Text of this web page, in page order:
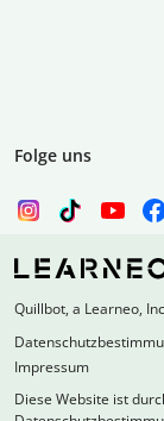
Folge uns
Quillbot, a Learneo,
Impressum
Diese Website ist